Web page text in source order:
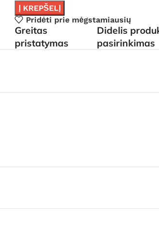
Į KREPŠELĮ
Pridėti prie mėgstamiausių
Greitas
pristatymas
Didelis
pasirinkimas